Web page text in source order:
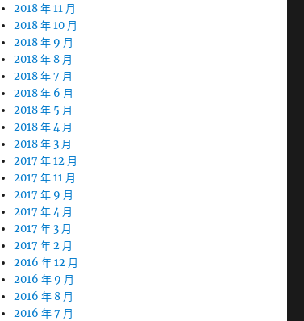
2018 年 11 月
2018 年 10 月
2018 年 9 月
2018 年 8 月
2018 年 7 月
2018 年 6 月
2018 年 5 月
2018 年 4 月
2018 年 3 月
2017 年 12 月
2017 年 11 月
2017 年 9 月
2017 年 4 月
2017 年 3 月
2017 年 2 月
2016 年 12 月
2016 年 9 月
2016 年 8 月
2016 年 7 月